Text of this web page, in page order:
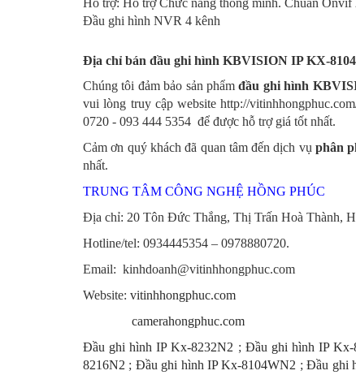
Hỗ trợ: Hỗ trợ Chức năng thông minh. Chuẩn
Đầu ghi hình NVR 4 kênh
Địa chỉ bán đầu ghi hình KBVISION IPKX-
Chúng tôi đảm bảo sản phẩmđầu ghi hình
vui lòng truy cập website http://
0720 - 093 444 5354 để được hỗ trợ giá tốt nhất.
Cảm ơn quý khách đã quan tâm đến dịch vụphân
nhất.
TRUNG TÂM CÔNG NGHỆ HỒNG PHÚC
Địa chỉ: 20 Tôn Đức Thắng, Thị Trấn Hoà Thành,
Hotline/tel: 0934445354 – 0978880720.
Email: kinhdoanh@vitinhhongphuc.com
Website: vitinhhongphuc.com
camerahongphuc.com
Đầu ghi hình IP Kx-8232N2 ; Đầu ghi hình IP Kx-
8216N2 ; Đầu ghi hình IP Kx-8104WN2 ;Đầu ghi